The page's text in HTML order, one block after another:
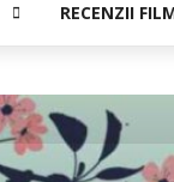
RECENZII